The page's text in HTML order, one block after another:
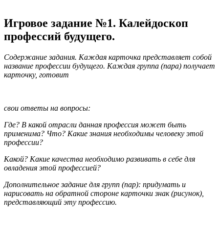
Игровое задание №1. Калейдоскоп
профессий будущего.
Содержание задания. Каждая карточка представляет собой
название профессии будущего. Каждая группа (пара) получает
карточку, готовит
свои ответы на вопросы:
Где? В какой отрасли данная профессия может быть
применима? Что? Какие знания необходимы человеку этой
профессии?
Какой? Какие качества необходимо развивать в себе для
овладения этой профессией?
Дополнительное задание для групп (пар): придумать и
нарисовать на обратной стороне карточки знак (рисунок),
представляющий эту профессию.